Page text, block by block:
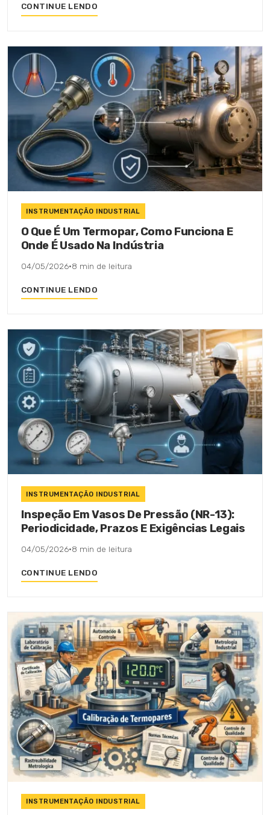
CONTINUE LENDO
INSTRUMENTAÇÃO INDUSTRIAL
O Que É Um Termopar, Como Funciona E
Onde É Usado Na Indústria
04/05/2026·8 min de leitura
CONTINUE LENDO
INSTRUMENTAÇÃO INDUSTRIAL
Inspeção Em Vasos De Pressão (NR-13):
Periodicidade, Prazos E Exigências Legais
04/05/2026·8 min de leitura
CONTINUE LENDO
INSTRUMENTAÇÃO INDUSTRIAL